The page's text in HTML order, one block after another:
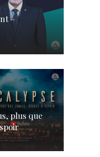
–
plus que